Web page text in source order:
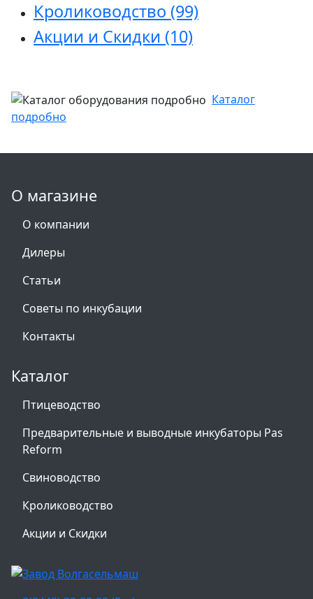
Кролиководство (99)
Акции и Скидки (10)
Каталог
подробно
О магазине
О компании
Дилеры
Статьи
Советы по инкубации
Контакты
Каталог
Птицеводство
Предварительные и выводные инкубаторы Pas
Reform
Свиноводство
Кролиководство
Акции и Скидки